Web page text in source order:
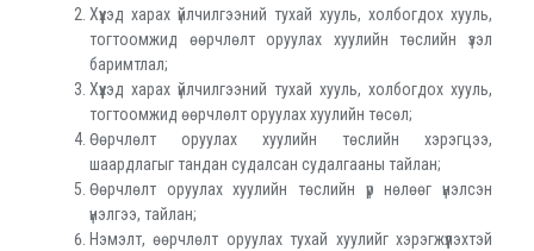
Хүүхэд харах үйлчилгээний тухай хууль, холбогдох хууль,
тогтоомжид өөрчлөлт оруулах хуулийн төслийн үзэл
баримтлал;
Хүүхэд харах үйлчилгээний тухай хууль, холбогдох хууль,
тогтоомжид өөрчлөлт оруулах хуулийн төсөл;
Өөрчлөлт оруулах хуулийн төслийн хэрэгцээ,
шаардлагыг тандан судалсан судалгааны тайлан;
Өөрчлөлт оруулах хуулийн төслийн үр нөлөөг үнэлсэн
үнэлгээ, тайлан;
Нэмэлт, өөрчлөлт оруулах тухай хуулийг хэрэгжүүлэхтэй